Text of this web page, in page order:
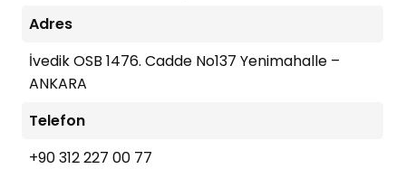
Adres
İvedik OSB 1476. Cadde No137 Yenimahalle –
ANKARA
Telefon
+90 312 227 00 77